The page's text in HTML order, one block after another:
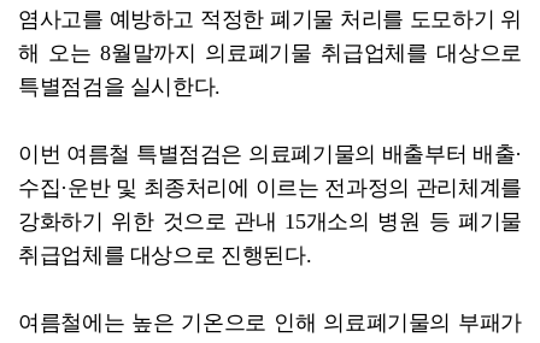
염사고를 예방하고 적정한 폐기물 처리를 도모하기 위
해 오는 8월말까지 의료폐기물 취급업체를 대상으로
특별점검을 실시한다.
이번 여름철 특별점검은 의료폐기물의 배출부터 배출·
수집·운반 및 최종처리에 이르는 전과정의 관리체계를
강화하기 위한 것으로 관내 15개소의 병원 등 폐기물
취급업체를 대상으로 진행된다.
여름철에는 높은 기온으로 인해 의료폐기물의 부패가